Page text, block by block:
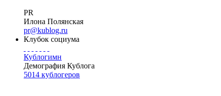
PR
Илона Полянская
pr@kublog.ru
Клубок социума
Кублогимн
Демография Кублога
5014 кублогеров